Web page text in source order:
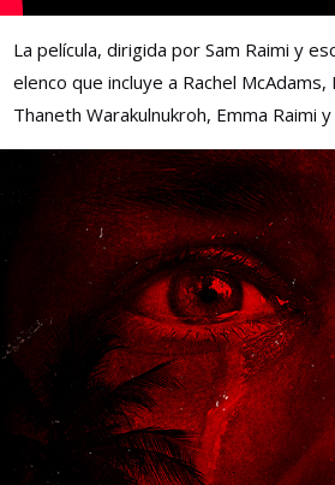
La película, dirigida por Sam Raimi y
elenco que incluye a Rachel McAdams,
Thaneth Warakulnukroh, Emma Raimi